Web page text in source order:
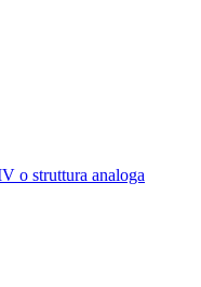
o struttura analoga